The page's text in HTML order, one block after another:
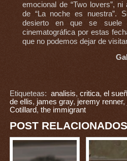
emocional de “Two lovers”,
de “La noche es nuestra”.
desierto en que se suele
cinematográfica por estas
que no podemos dejar de
Etiqueteas: analisis, critica, el
de ellis, james gray, jeremy renner,
Cotillard, the immigrant
POST